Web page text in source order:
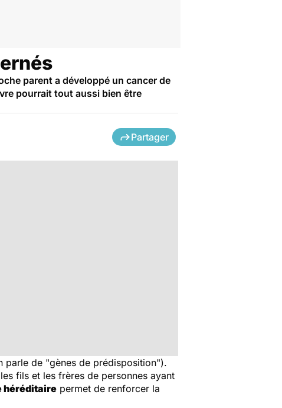
parent a développé un cancer de
pourrait tout aussi bien être
Partager
parle de "gènes de prédisposition").
fils et les frères de personnes ayant
héréditaire permet de renforcer la